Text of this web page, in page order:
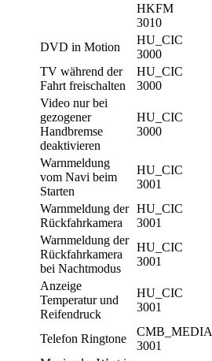
HKFM
3010
DVD in Motion
HU_CIC
3000
TV während der
Fahrt freischalten
HU_CIC
3000
Video nur bei
gezogener
Handbremse
deaktivieren
HU_CIC
3000
Warnmeldung
vom Navi beim
Starten
HU_CIC
3001
Warnmeldung der
Rückfahrkamera
HU_CIC
3001
Warnmeldung der
Rückfahrkamera
bei Nachtmodus
HU_CIC
3001
Anzeige
Temperatur und
Reifendruck
HU_CIC
3001
Telefon Ringtone
CMB_MEDIA
3001